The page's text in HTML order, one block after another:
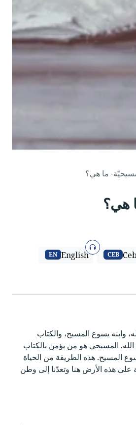
ما هي؟
هي؟
CEB
English
EN
صوتي
وابنه يسوع المسيح، والكتاب
المسيحي هو من يؤمن بالكتاب
المسيح. هذه الطريقة من الحياة
على هذه الأرض هنا وتعدّنا إلى وطن